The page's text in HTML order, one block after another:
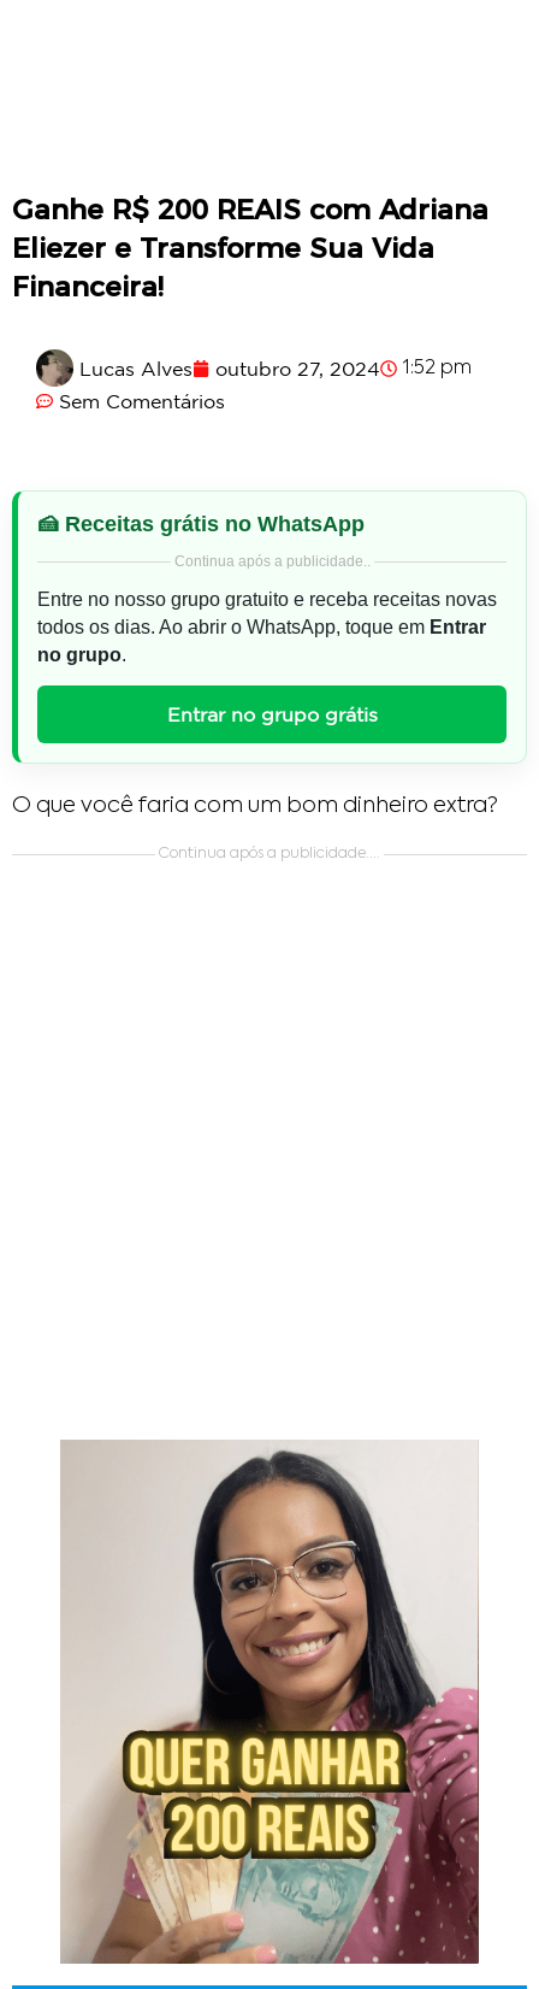
Ganhe R$ 200 REAIS com Adriana
Eliezer e Transforme Sua Vida
Financeira!
Lucas Alves outubro 27, 2024 1:52 pm
Sem Comentários
🍰 Receitas grátis no WhatsApp
Continua após a publicidade..
Entre no nosso grupo gratuito e receba receitas novas
todos os dias. Ao abrir o WhatsApp, toque em Entrar
no grupo.
Entrar no grupo grátis
O que você faria com um bom dinheiro extra?
Continua após a publicidade....